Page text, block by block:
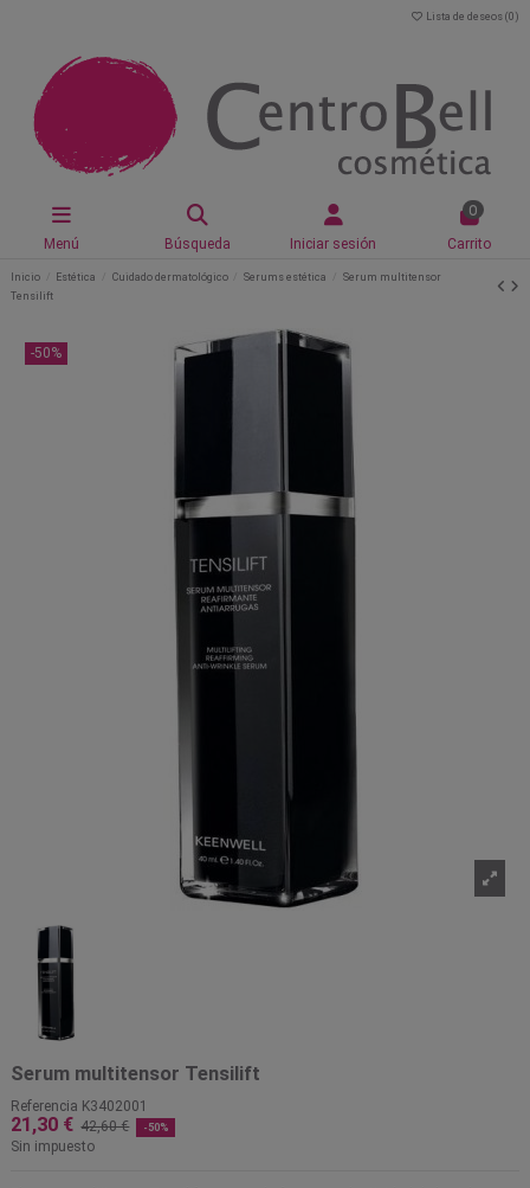
Lista de deseos (0 )
Menú Búsqueda Iniciar sesión
0
Carrito
Inicio Estética Cuidado dermatológico Serums estética
Serum multitensor
Tensilift
-50%
Serum multitensor Tensilift
Referencia K3402001
21,30 € 42,60 € -50%
Sin impuesto